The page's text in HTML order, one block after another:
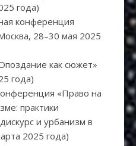
года)
конференция
28–30 мая 2025
как сюжет»
года)
«Право на
практики
и урбанизм в
2025 года)